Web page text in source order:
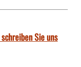
Sie uns